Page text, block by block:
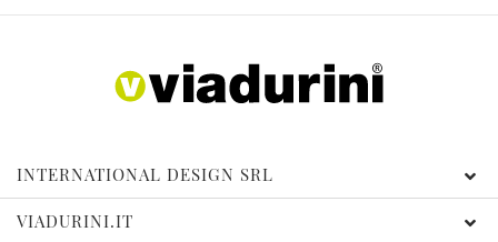
INTERNATIONAL DESIGN SRL
VIADURINI.IT